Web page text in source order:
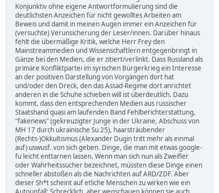
Konjunktiv ohne eigene Antwortformulierung sind die
deutlichsten Anzeichen für nicht gewolltes Arbeiten am
Beweis und damit in meinen Augen immer ein Anzeichen für
(versuchte) Verunsicherung der Leser/innen. Darüber hinaus
fehlt die übermäßige Kritik, welche Herr Frey den
Mainstreammedien und Wissenschaftlern entgegenbringt in
Gänze bei den Medien, die er zitiert/verlinkt. Dass Russland als
primäre Konfliktpartei im syrischen Bürgerkrieg ein Interesse
an der positiven Darstellung von Vorgängen dort hat
und/oder den Dreck, den das Assad-Regime dort anrichtet
anderen in die Schuhe schieben will ist überdeutlich. Dazu
kommt, dass den entsprechenden Medien aus russischer
Staatshand quasi am laufenden Band Fehlberichterstattung,
"fakenews" (gekreuzigter Junge in der Ukraine, Abschuss von
MH 17 durch ukrainische Su 25), haarsträubender
(Rechts-)Okkultismus (Alexander Dugin tritt mehr als einmal
auf) uswusf. von sich geben. Dinge, die man mit etwas google-
fu leicht enttarnen lassen. Wenn man sich nun als Zweifler
oder Wahrheitssucher bezeichnet, müssten diese Dinge einen
schneller abstoßen als die Nachrichten auf ARD/ZDF. Aber
dieser Sh*t scheint auf etliche Menschen zu wirken wie ein